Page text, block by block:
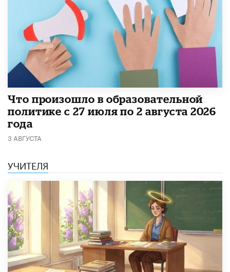
​Что произошло в образовательной
политике с 27 июля по 2 августа 2026
года
3 АВГУСТА
УЧИТЕЛЯ